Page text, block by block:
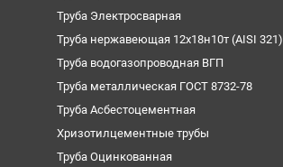
Труба Электросварная
Труба нержавеющая 12х18н10т (AISI 321)
Труба водогазопроводная ВГП
Труба металлическая ГОСТ 8732-78
Труба Асбестоцементная
Хризотилцементные трубы
Труба Оцинкованная